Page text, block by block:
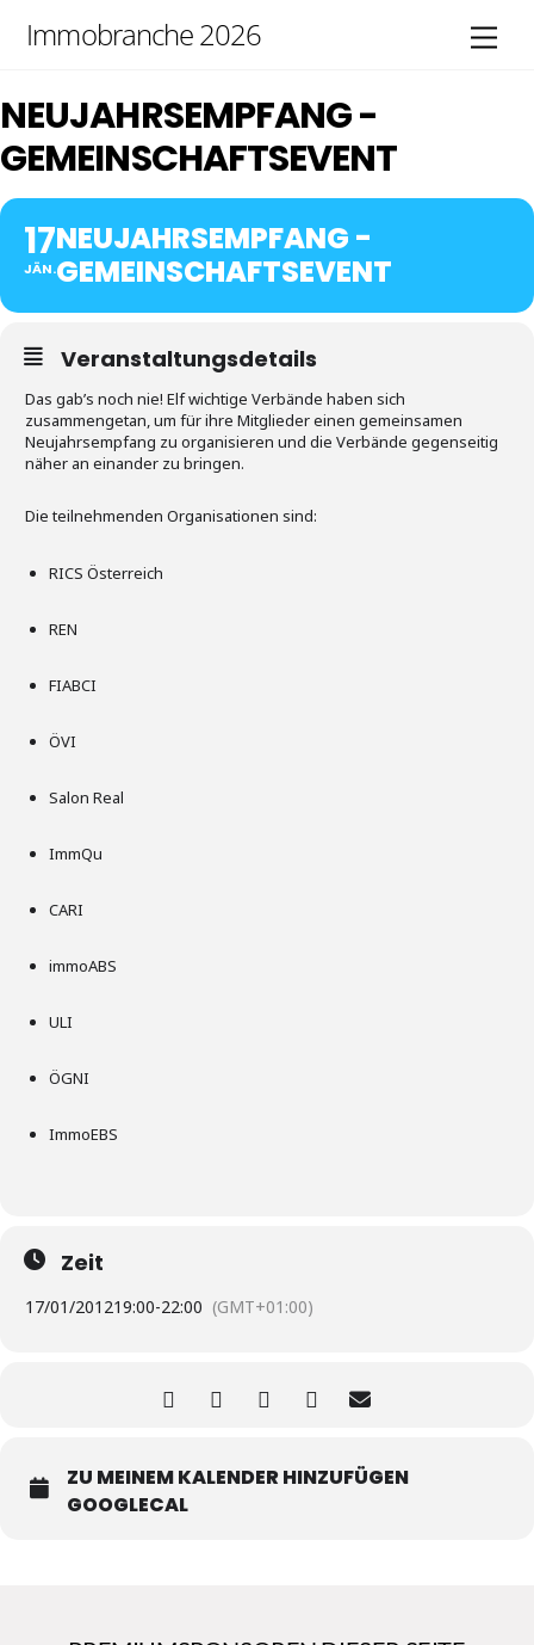
Immobranche 2026
NEUJAHRSEMPFANG -
GEMEINSCHAFTSEVENT
17
JÄN.
NEUJAHRSEMPFANG -
GEMEINSCHAFTSEVENT
Veranstaltungsdetails
Das gab’s noch nie! Elf wichtige Verbände haben sich
zusammengetan, um für ihre Mitglieder einen gemeinsamen
Neujahrsempfang zu organisieren und die Verbände gegenseitig
näher an einander zu bringen.
Die teilnehmenden Organisationen sind:
RICS Österreich
REN
FIABCI
ÖVI
Salon Real
ImmQu
CARI
immoABS
ULI
ÖGNI
ImmoEBS
Zeit
17/01/201219:00-22:00 (GMT+01:00)
ZU MEINEM KALENDER HINZUFÜGEN
GOOGLECAL